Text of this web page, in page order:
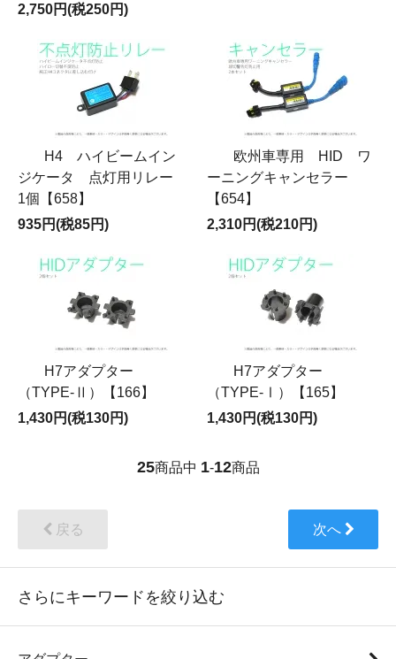
2,750円(税250円)
H4 ハイビームイン
ジケータ 点灯用リレー
1個【658】
935円(税85円)
欧州車専用 HID ワ
ーニングキャンセラー
【654】
2,310円(税210円)
H7アダプター
（TYPE-Ⅱ）【166】
1,430円(税130円)
H7アダプター
（TYPE-Ⅰ）【165】
1,430円(税130円)
25商品中 1-12商品
戻る 次へ
さらにキーワードを絞り込む